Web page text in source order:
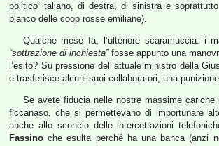
politico italiano, di destra, di sinistra e
bianco delle coop rosse emiliane).
Qualche mese fa, l’ulteriore scaramuccia: i
“sottrazione di inchiesta”fosse appunto una
l’esito? Su pressione dell’attuale ministro della
e trasferisce alcuni suoi collaboratori; una
Se avete fiducia nelle nostre massime
ficcanaso, che si permettevano di importunare
anche allo sconcio delle intercettazioni
Fassino che esulta perché ha una banca (anzi